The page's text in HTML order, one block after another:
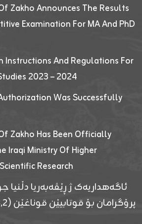
Zakho Announces The Results
Examination For MA And PhD
Instructions And Regulations For
2023 – 2024
Was Successfully
Zakho Has Been Officially
Iraqi Ministry Of Higher
Research
ئاگەهداریەک ژ ڕێڤەبەریا دڵنیا